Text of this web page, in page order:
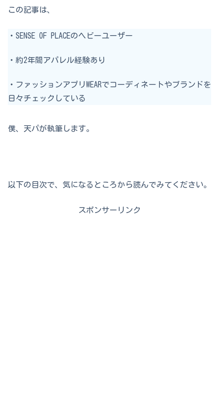
この記事は、
・SENSE OF PLACEのヘビーユーザー
・約2年間アパレル経験あり
・ファッションアプリWEARでコーディネートやブランドを
日々チェックしている
僕、天パが執筆します。
以下の目次で、気になるところから読んでみてください。
スポンサーリンク